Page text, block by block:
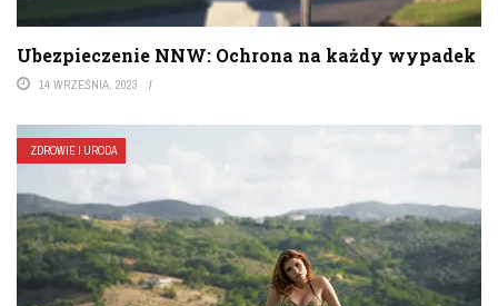
Ubezpieczenie NNW: Ochrona na każdy wypadek
14 WRZEŚNIA, 2023
ZDROWIE I URODA